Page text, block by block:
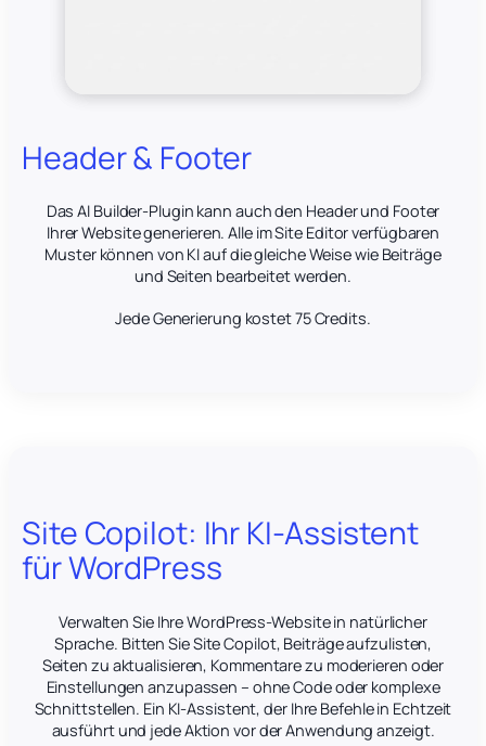
Header & Footer
Das AI Builder-Plugin kann auch den Header und Footer
Ihrer Website generieren. Alle im Site Editor verfügbaren
Muster können von KI auf die gleiche Weise wie Beiträge
und Seiten bearbeitet werden.
Jede Generierung kostet 75 Credits.
Site Copilot: Ihr KI-Assistent
für WordPress
Verwalten Sie Ihre WordPress-Website in natürlicher
Sprache. Bitten Sie Site Copilot, Beiträge aufzulisten,
Seiten zu aktualisieren, Kommentare zu moderieren oder
Einstellungen anzupassen – ohne Code oder komplexe
Schnittstellen. Ein KI-Assistent, der Ihre Befehle in Echtzeit
ausführt und jede Aktion vor der Anwendung anzeigt.